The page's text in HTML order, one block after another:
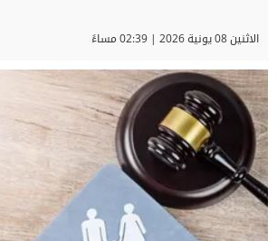
الاثنين 08 يونية 2026 | 02:39 مساءً